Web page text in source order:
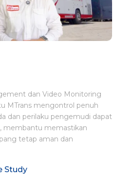
dan Video Monitoring
MTrans mengontrol penuh
dan perilaku pengemudi dapat
membantu memastikan
tetap aman dan
Study